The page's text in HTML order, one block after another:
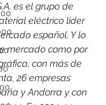
es el grupo de
eléctrico líder
español. Y lo
mercado como por
con más de
26 empresas
y Andorra y con